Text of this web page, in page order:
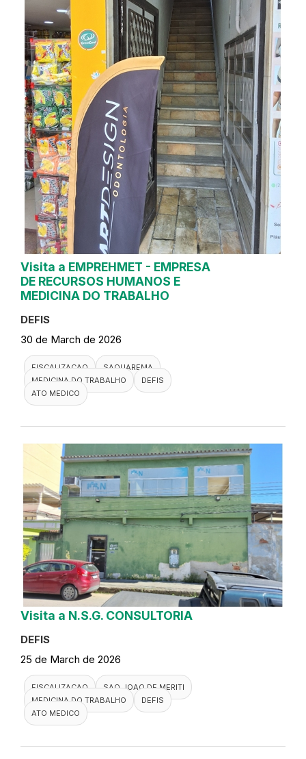
Visita a EMPREHMET - EMPRESA
DE RECURSOS HUMANOS E
MEDICINA DO TRABALHO
DEFIS
30 de March de 2026
FISCALIZACAO
SAQUAREMA
MEDICINA DO TRABALHO
DEFIS
ATO MEDICO
Visita a N.S.G. CONSULTORIA
DEFIS
25 de March de 2026
FISCALIZACAO
SAO JOAO DE MERITI
MEDICINA DO TRABALHO
DEFIS
ATO MEDICO